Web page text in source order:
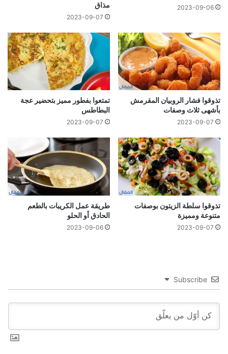
2023-09-06
مذاق
2023-09-07
تذوقوا فشار الروبيان المقرمش
بأشهى ثلاث وصفات
2023-09-07
تمتعوا بفطور مميز بتحضير عجة
البطاطس
2023-09-07
تذوقوا سلطة الزيتون بوصفات
متنوعة ومميزة
2023-09-07
طريقة عمل الكريبات بالطعم
الحادق أو الحلو
2023-09-06
Subscribe